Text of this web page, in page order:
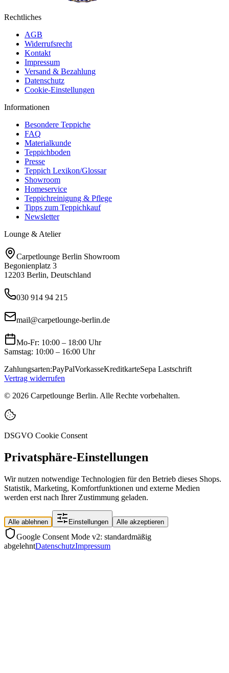
Rechtliches
AGB
Widerrufsrecht
Kontakt
Impressum
Versand & Bezahlung
Datenschutz
Cookie-Einstellungen
Informationen
Besondere Teppiche
FAQ
Materialkunde
Teppichboden
Presse
Teppich Lexikon/Glossar
Showroom
Homeservice
Teppichreinigung & Pflege
Tipps zum Teppichkauf
Newsletter
Lounge & Atelier
Carpetlounge Berlin Showroom
Begonienplatz 3
12203 Berlin, Deutschland
030 914 94 215
mail@carpetlounge-berlin.de
Mo-Fr: 10:00 – 18:00 Uhr
Samstag: 10:00 – 16:00 Uhr
Zahlungsarten:PayPalVorkasseKreditkarteSepa Lastschrift
Vertrag widerrufen
© 2026 Carpetlounge Berlin. Alle Rechte vorbehalten.
DSGVO Cookie Consent
Privatsphäre-Einstellungen
Wir nutzen notwendige Technologien für den Betrieb dieses Shops.
Statistik, Marketing, Komfortfunktionen und externe Medien
werden erst nach Ihrer Zustimmung geladen.
Alle ablehnen Einstellungen Alle akzeptieren
Google Consent Mode v2: standardmäßig
abgelehntDatenschutzImpressum